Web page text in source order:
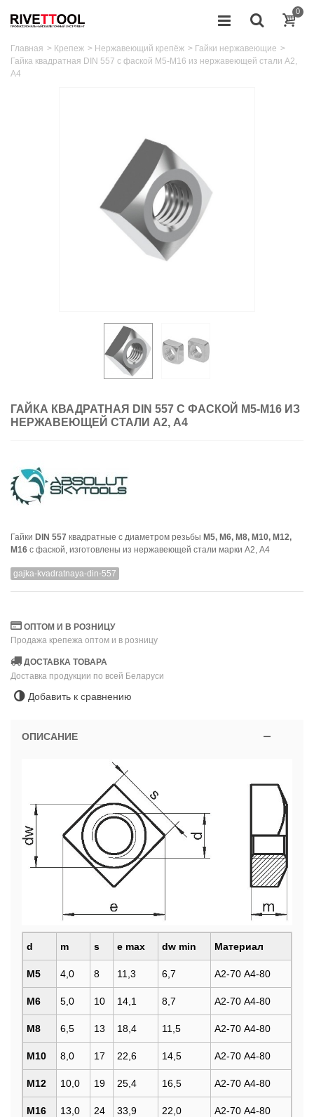
0
Главная > Крепеж > Нержавеющий крепёж > Гайки нержавеющие >
Гайка квадратная DIN 557 с фаской М5-М16 из нержавеющей стали А2,
A4
ГАЙКА КВАДРАТНАЯ DIN 557 С ФАСКОЙ М5-М16 ИЗ
НЕРЖАВЕЮЩЕЙ СТАЛИ А2, A4
Гайки DIN 557 квадратные с диаметром резьбы М5, М6, М8, М10, М12,
М16 с фаской, изготовлены из нержавеющей стали марки А2, А4
gajka-kvadratnaya-din-557
ОПТОМ И В РОЗНИЦУ
Продажа крепежа оптом и в розницу
ДОСТАВКА ТОВАРА
Доставка продукции по всей Беларуси
Добавить к сравнению
ОПИСАНИЕ
d m s e max dw min Материал
M5 4,0 8 11,3 6,7 А2-70 А4-80
M6 5,0 10 14,1 8,7 А2-70 А4-80
M8 6,5 13 18,4 11,5 А2-70 А4-80
M10 8,0 17 22,6 14,5 А2-70 А4-80
M12 10,0 19 25,4 16,5 А2-70 А4-80
M16 13,0 24 33,9 22,0 А2-70 А4-80